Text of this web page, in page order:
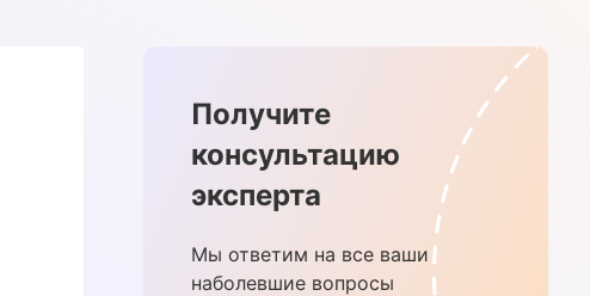
Получите
консультацию
эксперта
Мы ответим на все ваши
наболевшие вопросы